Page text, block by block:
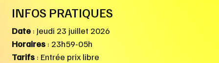
INFOS PRATIQUES
Date : Jeudi 23 juillet 2026
Horaires : 23h59-05h
Tarifs : Entrée prix libre